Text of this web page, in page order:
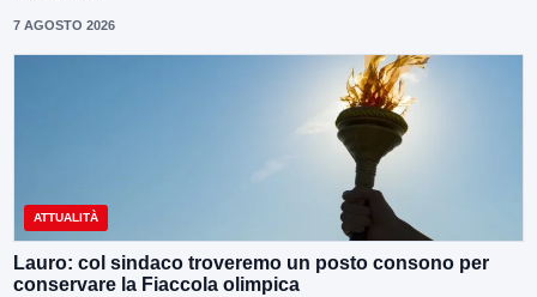
7 AGOSTO 2026
ATTUALITÀ
Lauro: col sindaco troveremo un posto consono per
conservare la Fiaccola olimpica